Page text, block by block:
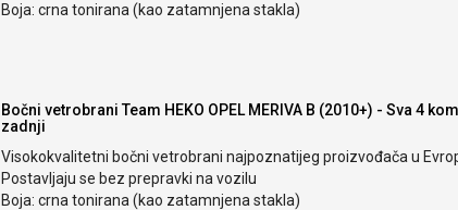
Boja: crna tonirana (kao zatamnjena stakla)
Bočni vetrobrani Team HEKO OPEL MERIVA B (2010+) - Sva 4
zadnji
Visokokvalitetni bočni vetrobrani najpoznatijeg proizvođača u
Postavljaju se bez prepravki na vozilu
Boja: crna tonirana (kao zatamnjena stakla)